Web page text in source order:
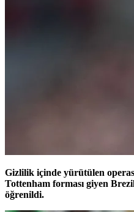
Gizlilik içinde yürütülen
Tottenham forması giyen
öğrenildi.